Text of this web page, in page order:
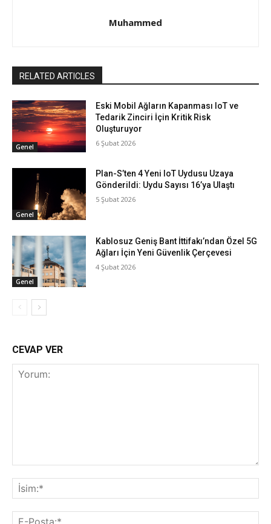
Muhammed
RELATED ARTICLES
Genel
Eski Mobil Ağların Kapanması IoT ve
Tedarik Zinciri İçin Kritik Risk
Oluşturuyor
6 Şubat 2026
Genel
Plan-S’ten 4 Yeni IoT Uydusu Uzaya
Gönderildi: Uydu Sayısı 16’ya Ulaştı
5 Şubat 2026
Genel
Kablosuz Geniş Bant İttifakı’ndan Özel 5G
Ağları İçin Yeni Güvenlik Çerçevesi
4 Şubat 2026
CEVAP VER